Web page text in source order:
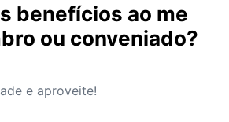
benefícios ao me
ou conveniado?
e aproveite!